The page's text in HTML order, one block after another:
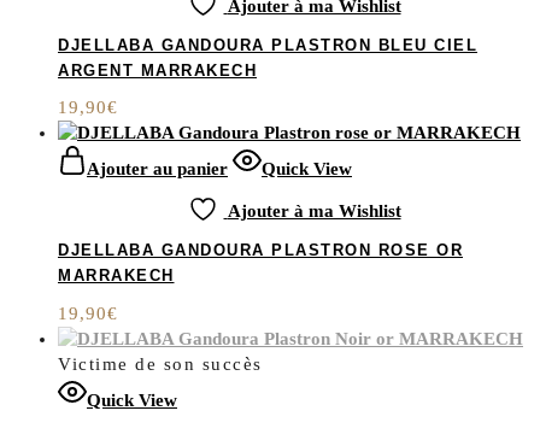
Ajouter à ma Wishlist
DJELLABA GANDOURA PLASTRON BLEU CIEL
ARGENT MARRAKECH
19,90€
Ajouter au panier Quick View
Ajouter à ma Wishlist
DJELLABA GANDOURA PLASTRON ROSE OR
MARRAKECH
19,90€
Victime de son succès
Quick View